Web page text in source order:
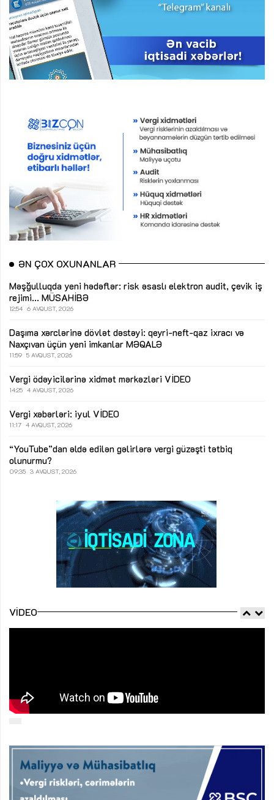
ƏN ÇOX OXUNANLAR
Məşğulluqda yeni hədəflər: risk əsaslı elektron audit, çevik iş
rejimi... MÜSAHİBƏ
12:54 6 AVQUST, 2026
Daşıma xərclərinə dövlət dəstəyi: qeyri-neft-qaz ixracı və
Naxçıvan üçün yeni imkanlar MƏQALƏ
11:59 5 AVQUST, 2026
Vergi ödəyicilərinə xidmət mərkəzləri VİDEO
14:25 4 AVQUST, 2026
Vergi xəbərləri: iyul VİDEO
11:17 4 AVQUST, 2026
“YouTube”dan əldə edilən gəlirlərə vergi güzəşti tətbiq
olunurmu?
09:35 3 AVQUST, 2026
VIDEO